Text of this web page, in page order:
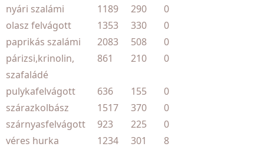
nyári szalámi
1189 290
0
olasz felvágott
1353 330
0
paprikás szalámi
2083 508
0
párizsi,krinolin,
szafaládé
861 210 0
pulykafelvágott 636 155
0
szárazkolbász
1517 370
0
szárnyasfelvágott
923 225
0
véres hurka
1234 301
8